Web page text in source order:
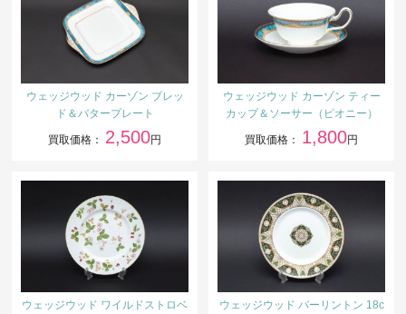
ウェッジウッド カーゾン ブレッ
ド＆バタープレート
買取価格： 2,500円
ウェッジウッド カーゾン ティー
カップ＆ソーサー（ピオニー）
買取価格： 1,800円
ウェッジウッド ワイルドストロベ
ウェッジウッド バーリントン 18c